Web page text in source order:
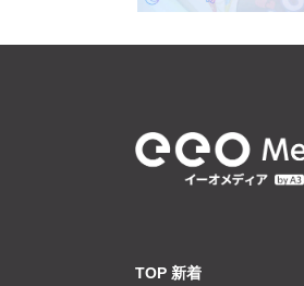
TOP 新着